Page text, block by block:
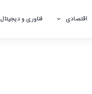
اقتصادی فناوری و دیجیتال